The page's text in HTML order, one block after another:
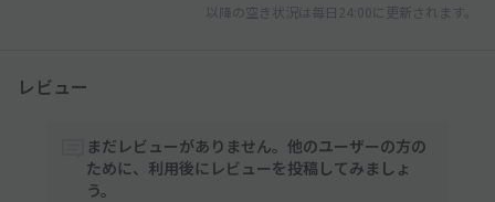
以降の空き状況は毎日24:00に更新されます。
レビュー
まだレビューがありません。他のユーザーの方の
ために、利用後にレビューを投稿してみましょ
う。